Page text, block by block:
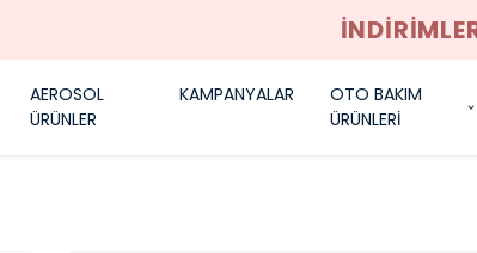
AEROSOL
ÜRÜNLER
KAMPANYALAR
OTO BAKIM
ÜRÜNLERİ